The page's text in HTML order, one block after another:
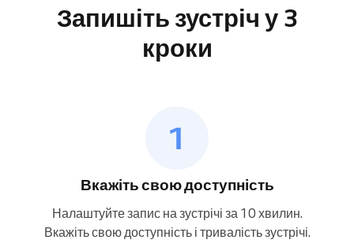
Запишіть зустріч у 3
кроки
Вкажіть свою доступність
Налаштуйте запис на зустрічі за 10 хвилин.
Вкажіть свою доступність і тривалість зустрічі.